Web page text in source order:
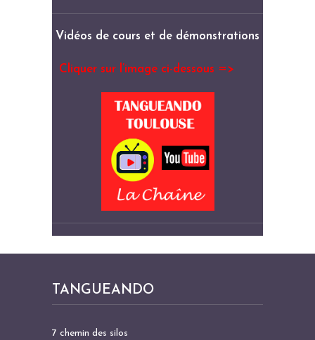
Vidéos de cours et de démonstrations
Cliquer sur l’image ci-dessous =>
TANGUEANDO
7 chemin des silos